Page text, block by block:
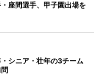
座間選手、甲子園出場を
シニア・壮年の3チーム